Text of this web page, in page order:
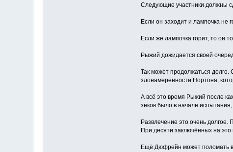
Следующие участники должны
Если он заходит и лампочка не
Если же лампочка горит, то он
Рыжий дожидается своей
Так может продолжаться
злонамеренности Нортона,
А всё это время Рыжий после
зеков было в начале
Развлечение это очень
При десяти заключённых на
Ещё Дюфрейн может поломать